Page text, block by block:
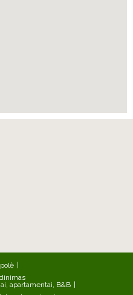
apartamentai, B&B